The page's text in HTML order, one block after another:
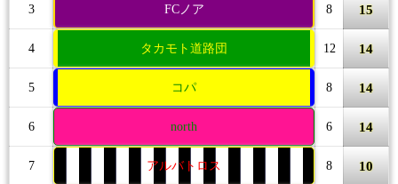
3 FCノア 8 15
4 タカモト道路団 12 14
5 コパ 8 14
6 north 6 14
7 アルバトロス 8 10